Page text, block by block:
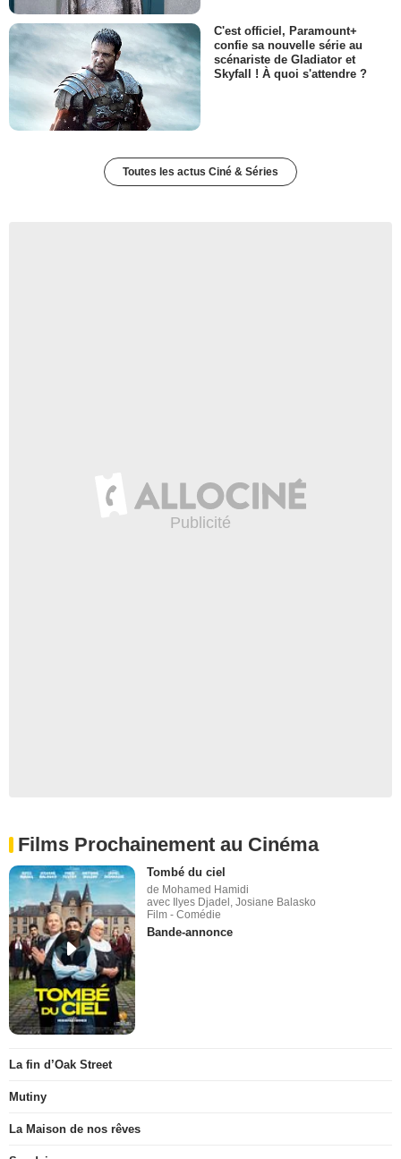
C'est officiel, Paramount+
confie sa nouvelle série au
scénariste de Gladiator et
Skyfall ! À quoi s'attendre ?
Toutes les actus Ciné & Séries
Films Prochainement au Cinéma
Tombé du ciel
de Mohamed Hamidi
avec Ilyes Djadel, Josiane Balasko
Film - Comédie
Bande-annonce
La fin d’Oak Street
Mutiny
La Maison de nos rêves